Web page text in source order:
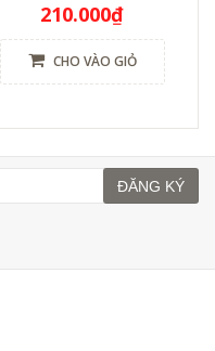
210.000₫
CHO VÀO GIỎ
ĐĂNG KÝ